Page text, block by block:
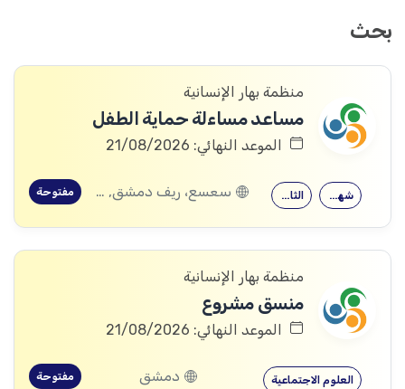
بحث
منظمة بهار الإنسانية
مساعد مساءلة حماية الطفل
الموعد النهائي: 21/08/2026
الثانوية العامة شهادة جامعية سعسع، ريف دمشق, قدسيا، ريف دمشق, قطنا، ريف دمشق, مضايا، ريف دمشق, الديماس، ريف دمشق, سرغايا، ريف دمشق, بيت جن، ريف دمشق, عين الفيجة، ريف دمشق مفتوحة
منظمة بهار الإنسانية
منسق مشروع
الموعد النهائي: 21/08/2026
العلوم الاجتماعية دمشق مفتوحة